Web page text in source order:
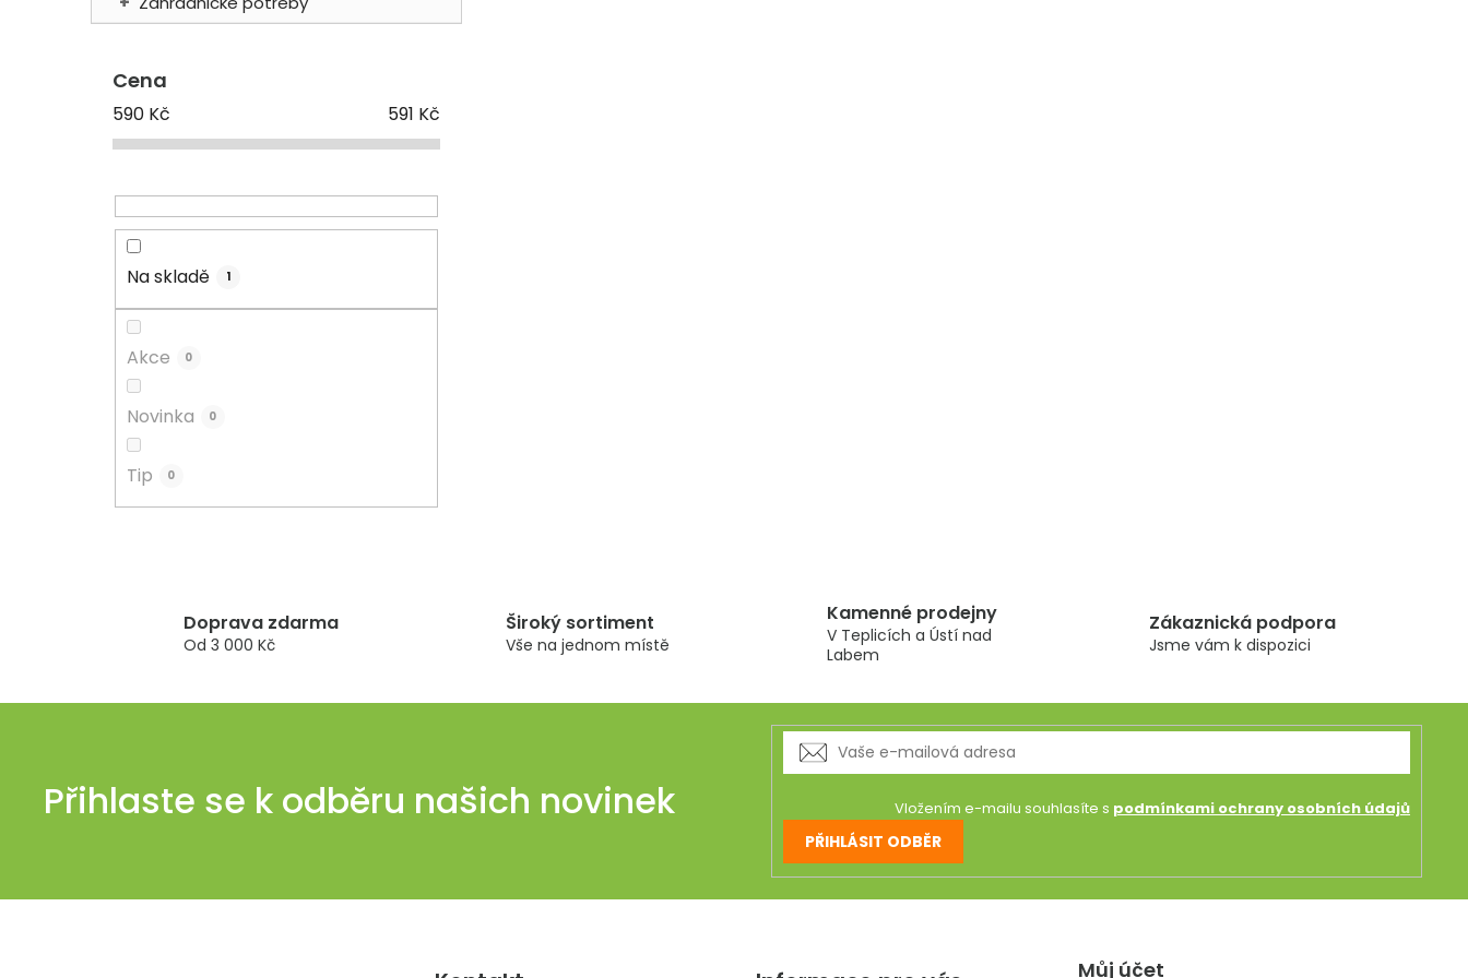
Cena
590 Kč 591 Kč
Na skladě 1
Akce 0
Novinka 0
Tip 0
Doprava zdarma
Od 3 000 Kč
Široký sortiment
Vše na jednom místě
Kamenné prodejny
V Teplicích a Ústí nad
Labem
Zákaznická podpora
Jsme vám k dispozici
Přihlaste se k odběru našich novinek Vložením e-mailu souhlasíte s podmínkami ochrany osobních údajů
PŘIHLÁSIT ODBĚR
Můj účet